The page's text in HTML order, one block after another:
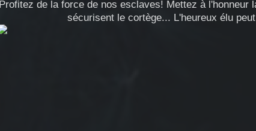
Profitez de la force de nos esclaves! Mettez à
sécurisent le cortège... L'heureux élu